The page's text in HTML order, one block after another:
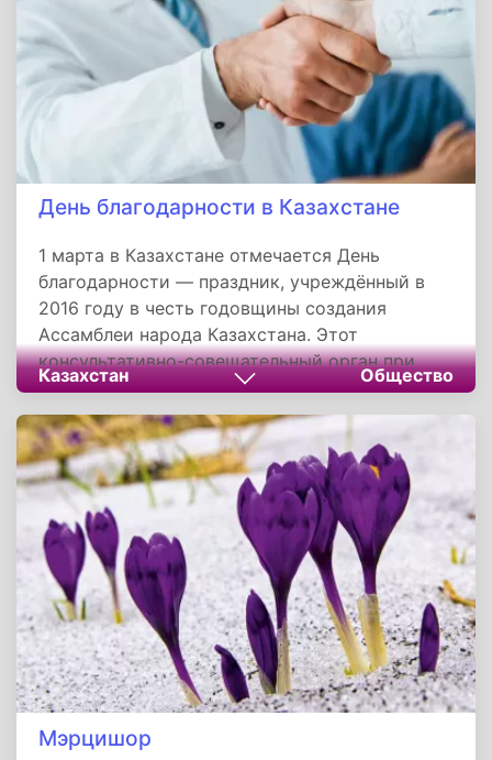
День благодарности в Казахстане
1 марта в Казахстане отмечается День
благодарности — праздник, учреждённый в
2016 году в честь годовщины создания
Ассамблеи народа Казахстана. Этот
консультативно-совещательный орган при
президенте играет важную роль в разработке
и реализации национальной политики,
направленной на укрепление межэтнического
согласия.
Казахстан Общество
Мэрцишор